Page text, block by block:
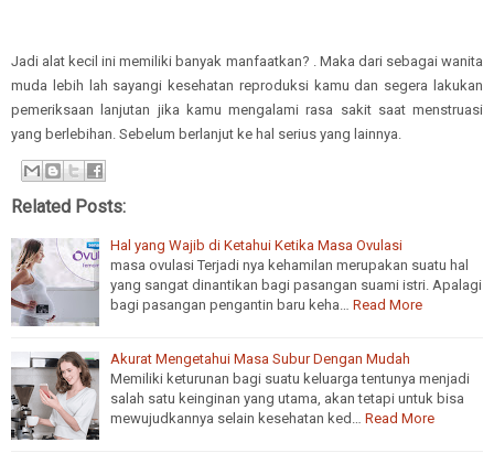
Jadi alat kecil ini memiliki banyak manfaatkan? . Maka dari sebagai wanita
muda lebih lah sayangi kesehatan reproduksi kamu dan segera lakukan
pemeriksaan lanjutan jika kamu mengalami rasa sakit saat menstruasi
yang berlebihan. Sebelum berlanjut ke hal serius yang lainnya.
Related Posts:
Hal yang Wajib di Ketahui Ketika Masa Ovulasi
masa ovulasi Terjadi nya kehamilan merupakan suatu hal
yang sangat dinantikan bagi pasangan suami istri. Apalagi
bagi pasangan pengantin baru keha…
Read More
Akurat Mengetahui Masa Subur Dengan Mudah
Memiliki keturunan bagi suatu keluarga tentunya menjadi
salah satu keinginan yang utama, akan tetapi untuk bisa
mewujudkannya selain kesehatan ked…
Read More